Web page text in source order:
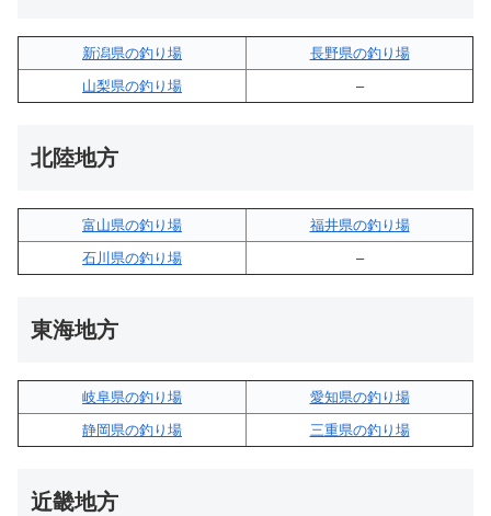
新潟県の釣り場
長野県の釣り場
山梨県の釣り場
–
北陸地方
富山県の釣り場
福井県の釣り場
石川県の釣り場
–
東海地方
岐阜県の釣り場
愛知県の釣り場
静岡県の釣り場
三重県の釣り場
近畿地方